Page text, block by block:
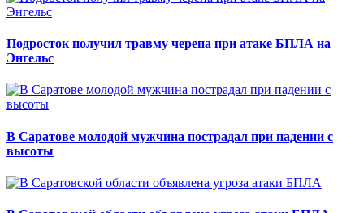
Подросток получил травму черепа при атаке БПЛА на
Энгельс
В Саратове молодой мужчина пострадал при падении с
высоты